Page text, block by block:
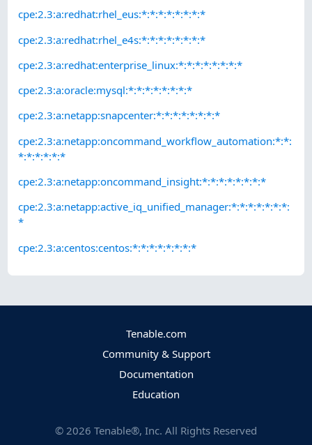
cpe:2.3:a:redhat:rhel_eus:*:*:*:*:*:*:*:*
cpe:2.3:a:redhat:rhel_e4s:*:*:*:*:*:*:*:*
cpe:2.3:a:redhat:enterprise_linux:*:*:*:*:*:*:*:*
cpe:2.3:a:oracle:mysql:*:*:*:*:*:*:*:*
cpe:2.3:a:netapp:snapcenter:*:*:*:*:*:*:*:*
cpe:2.3:a:netapp:oncommand_workflow_automation:*:*:
*:*:*:*:*:*
cpe:2.3:a:netapp:oncommand_insight:*:*:*:*:*:*:*:*
cpe:2.3:a:netapp:active_iq_unified_manager:*:*:*:*:*:*:*:
*
cpe:2.3:a:centos:centos:*:*:*:*:*:*:*:*
Tenable.com
Community & Support
Documentation
Education
© 2026 Tenable®, Inc. All Rights Reserved